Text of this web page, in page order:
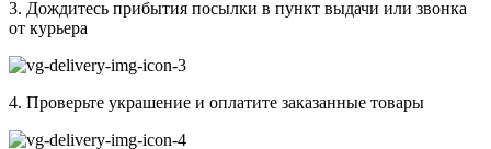
3. Дождитесь прибытия посылки в пункт выдачи или звонка
от курьера
4. Проверьте украшение и оплатите заказанные товары